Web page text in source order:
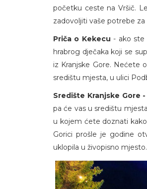
početku ceste na Vršič.
zadovoljiti vaše potrebe
Priča o Kekecu - ako ste
hrabrog dječaka koji se
iz Kranjske Gore. Nećete
središtu mjesta, u ulici
Središte Kranjske Gore -
pa će vas u središtu
u kojem ćete doznati
Gorici prošle je godine
uklopila u živopisno mjesto.